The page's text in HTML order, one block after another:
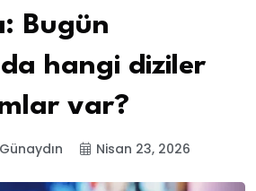
Bugün
hangi diziler
var?
Nisan 23, 2026